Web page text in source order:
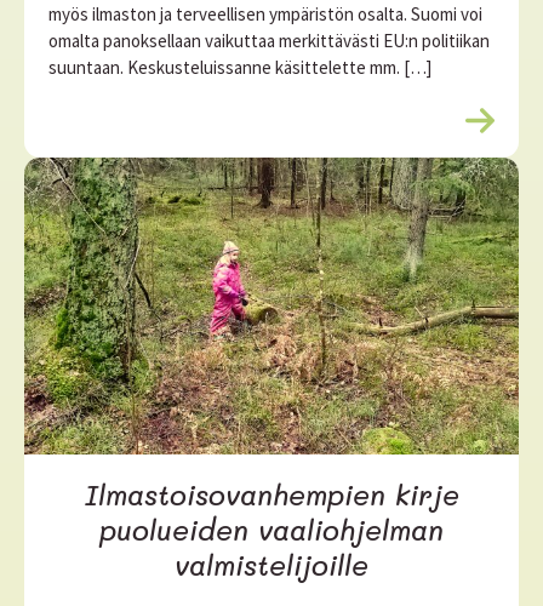
myös ilmaston ja terveellisen ympäristön osalta. Suomi voi
omalta panoksellaan vaikuttaa merkittävästi EU:n politiikan
suuntaan. Keskusteluissanne käsittelette mm. […]
L
e
l
i
s
ä
ä
Ilmastoisovanhempien kirje
puolueiden vaaliohjelman
valmistelijoille